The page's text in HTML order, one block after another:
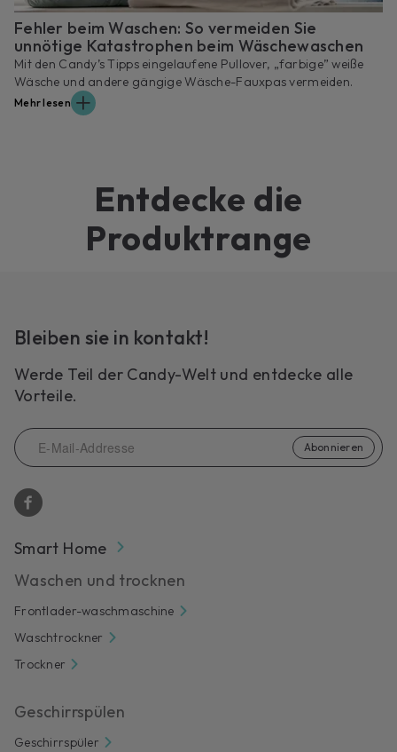
Fehler beim Waschen: So vermeiden Sie
unnötige Katastrophen beim Wäschewaschen
Mit den Candy’s Tipps eingelaufene Pullover, „farbige” weiße
Wäsche und andere gängige Wäsche-Fauxpas vermeiden.
Mehr lesen
Entdecke die
Produktrange
Bleiben sie in kontakt!
Werde Teil der Candy-Welt und entdecke alle
Vorteile.
Abonnieren
Smart Home
Waschen und trocknen
Frontlader-waschmaschine
Waschtrockner
Trockner
Geschirrspülen
Geschirrspüler